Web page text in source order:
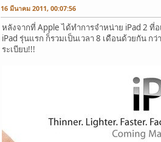
16 มีนาคม 2011, 00:07:56
หลังจากที่ Apple ได้ทำการจำหน่าย iPad 2 ที่
iPad รุ่นแรก ก็รวมเป็นเวลา 8 เดือนด้วยกัน
ระเบียบ!!!